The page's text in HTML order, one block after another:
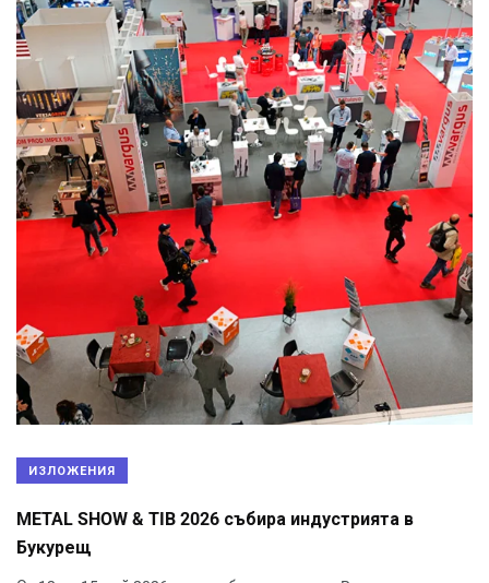
ИЗЛОЖЕНИЯ
METAL SHOW & TIB 2026 събира индустрията в
Букурещ